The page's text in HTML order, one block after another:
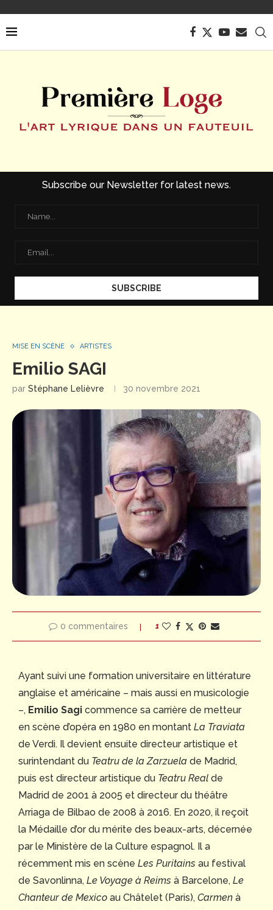
Subscribe our Newsletter for latest news.
MISE EN SCÈNE ARTISTES
Emilio SAGI
par Stéphane Lelièvre 30 novembre 2021
0 commentaires 1
Ayant suivi une formation universitaire en littérature
anglaise et américaine – mais aussi en musicologie
–, Emilio Sagi commence sa carrière de metteur
en scène d’opéra en 1980 en montant La Traviata
de Verdi. Il devient ensuite directeur artistique et
surintendant du Teatru de la Zarzuela de Madrid,
puis est directeur artistique du Teatru Real de
Madrid de 2001 à 2005 et directeur du théâtre
Arriaga de Bilbao de 2008 à 2016. En 2020, il reçoit
la Médaille d’or du mérite des beaux-arts, décernée
par le Ministère de la Culture espagnol. Il a
récemment mis en scène Les Puritains au festival
de Savonlinna, Le Voyage à Reims à Barcelone, Le
Chanteur de Mexico au Châtelet (Paris), Carmen à